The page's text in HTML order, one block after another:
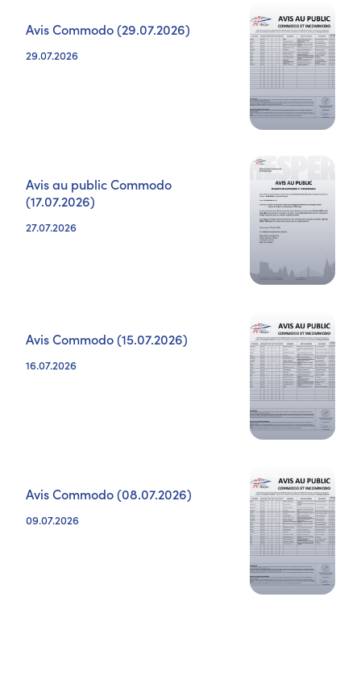
Avis Commodo (29.07.2026)
29.07.2026
Avis au public Commodo
(17.07.2026)
27.07.2026
Avis Commodo (15.07.2026)
16.07.2026
Avis Commodo (08.07.2026)
09.07.2026